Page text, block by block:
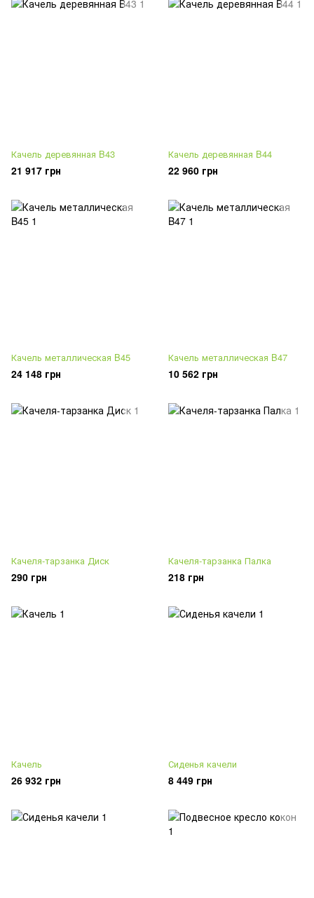
Качель деревянная B43
21 917 грн
Качель деревянная B44
22 960 грн
Качель металлическая B45
24 148 грн
Качель металлическая B47
10 562 грн
Качеля-тарзанка Диск
290 грн
Качеля-тарзанка Палка
218 грн
Качель
26 932 грн
Сиденья качели
8 449 грн